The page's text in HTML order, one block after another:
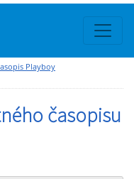
Playboy
časopisu